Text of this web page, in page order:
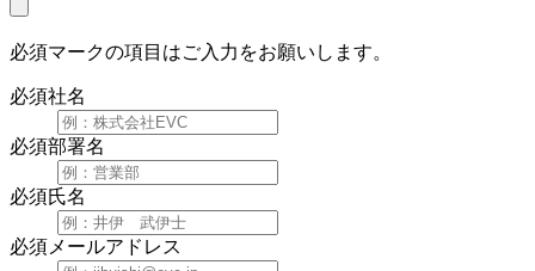
必須マークの項目はご入力をお願いします。
必須社名
必須部署名
必須氏名
必須 メールアドレス